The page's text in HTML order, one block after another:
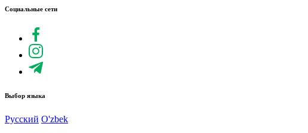
Социальные сети
Выбор языка
Русский O'zbek